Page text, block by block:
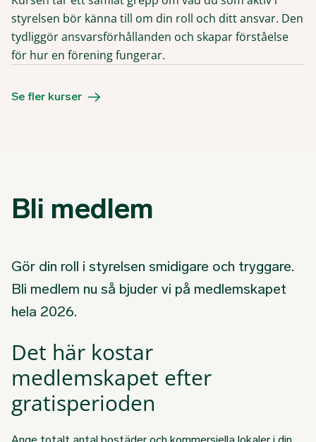
styrelsen bör känna till om din roll och ditt ansvar. Den
tydliggör ansvarsförhållanden och skapar förståelse
för hur en förening fungerar.
Se fler kurser
Bli medlem
Gör din roll i styrelsen smidigare och tryggare.
Bli medlem nu så bjuder vi på medlemskapet
hela 2026.
Det här kostar
medlemskapet efter
gratisperioden